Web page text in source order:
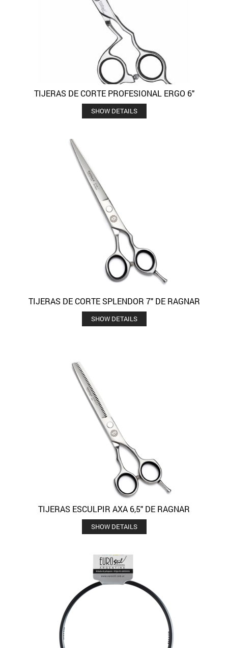
TIJERAS DE CORTE PROFESIONAL ERGO 6″
SHOW DETAILS
TIJERAS DE CORTE SPLENDOR 7″ DE RAGNAR
SHOW DETAILS
TIJERAS ESCULPIR AXA 6,5″ DE RAGNAR
SHOW DETAILS